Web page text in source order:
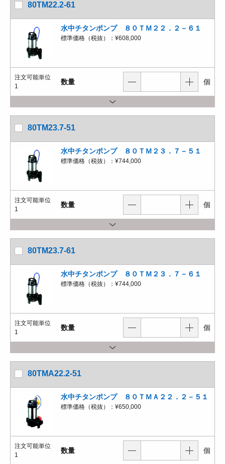
80TM22.2-61
水中チタンポンプ ８０ＴＭ２２．２－６１
標準価格（税抜）： ¥608,000
注文可能単位
1
数量 個
80TM23.7-51
水中チタンポンプ ８０ＴＭ２３．７－５１
標準価格（税抜）： ¥744,000
注文可能単位
1
数量 個
80TM23.7-61
水中チタンポンプ ８０ＴＭ２３．７－６１
標準価格（税抜）： ¥744,000
注文可能単位
1
数量 個
80TMA22.2-51
水中チタンポンプ ８０ＴＭＡ２２．２－５１
標準価格（税抜）： ¥650,000
注文可能単位
1
数量 個